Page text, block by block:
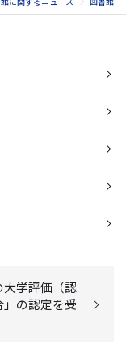
学評価（認
の認定を受